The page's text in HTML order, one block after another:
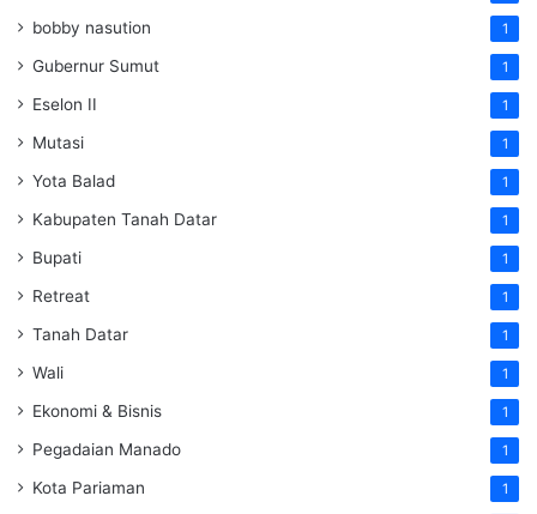
bobby nasution 1
Gubernur Sumut 1
Eselon II 1
Mutasi 1
Yota Balad 1
Kabupaten Tanah Datar 1
Bupati 1
Retreat 1
Tanah Datar 1
Wali 1
Ekonomi & Bisnis 1
Pegadaian Manado 1
Kota Pariaman 1